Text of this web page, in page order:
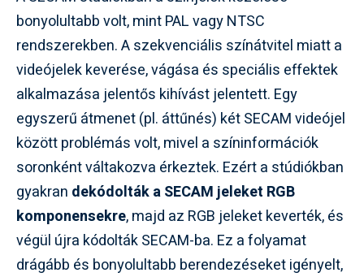
bonyolultabb volt, mint PAL vagy NTSC
rendszerekben. A szekvenciális színátvitel miatt a
videójelek keverése, vágása és speciális effektek
alkalmazása jelentős kihívást jelentett. Egy
egyszerű átmenet (pl. áttűnés) két SECAM videójel
között problémás volt, mivel a színinformációk
soronként váltakozva érkeztek. Ezért a stúdiókban
gyakran dekódolták a SECAM jeleket RGB
komponensekre, majd az RGB jeleket keverték, és
végül újra kódolták SECAM-ba. Ez a folyamat
drágább és bonyolultabb berendezéseket igényelt,